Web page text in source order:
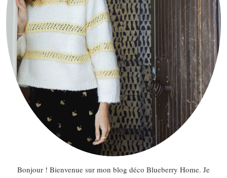
Bonjour ! Bienvenue sur mon blog déco Blueberry Home. Je